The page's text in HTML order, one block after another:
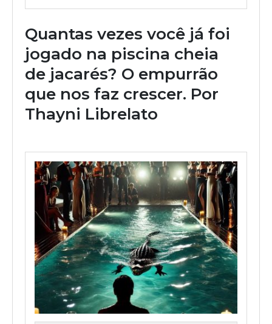
Quantas vezes você já foi
jogado na piscina cheia
de jacarés? O empurrão
que nos faz crescer. Por
Thayni Librelato